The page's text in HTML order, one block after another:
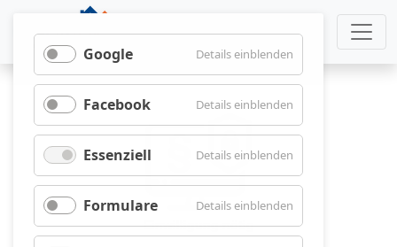
Google Details einblenden
Google
Facebook Details einblenden
Facebook
Essenziell Details einblenden
Essenziell
Formulare Details einblenden
Formulare